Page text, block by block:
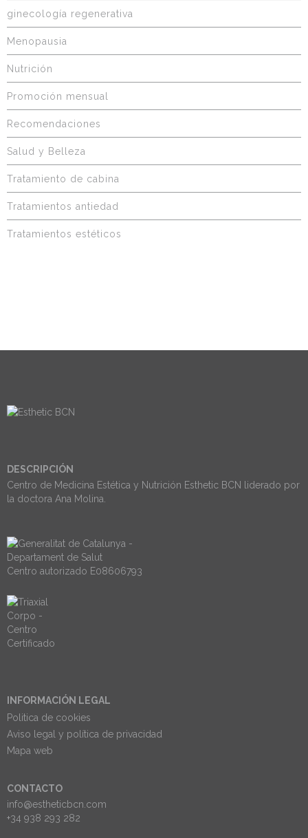
ginecología regenerativa
Menopausia
Nutrición
Promoción mensual
Recomendaciones
Salud y Belleza
Tratamiento de cabina
Tratamientos antiedad
Tratamientos estéticos
DESCRIPCIÓN
Centro de Medicina Estética y Nutrición Esthetic BCN liderado por
la doctora Ana Molina.
Centro autorizado E08606793
INFORMACIÓN LEGAL
Politica de cookies
Aviso legal y política de privacidad
Mapa web
CONTACTO
info@estheticbcn.com
+34 938 293 282